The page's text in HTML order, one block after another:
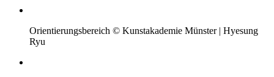
Orientierungsbereich © Kunstakademie Münster | Hyesung
Ryu